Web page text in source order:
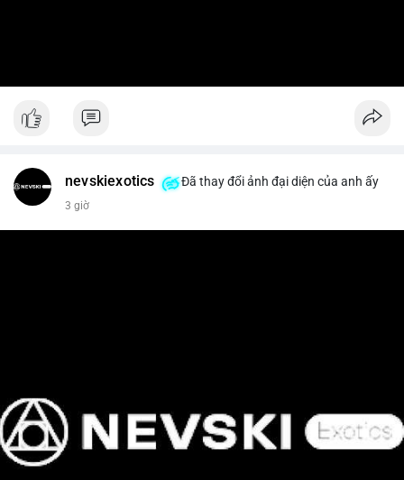
nevskiexotics Đã thay đổi ảnh đại diện của anh ấy
3 giờ